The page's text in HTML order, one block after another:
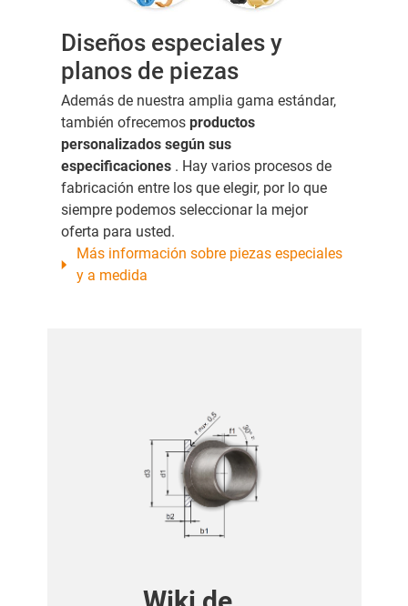
Diseños especiales y
planos de piezas
Además de nuestra amplia gama estándar,
también ofrecemos productos
personalizados según sus
especificaciones . Hay varios procesos de
fabricación entre los que elegir, por lo que
siempre podemos seleccionar la mejor
oferta para usted.
Más información sobre piezas especiales
y a medida